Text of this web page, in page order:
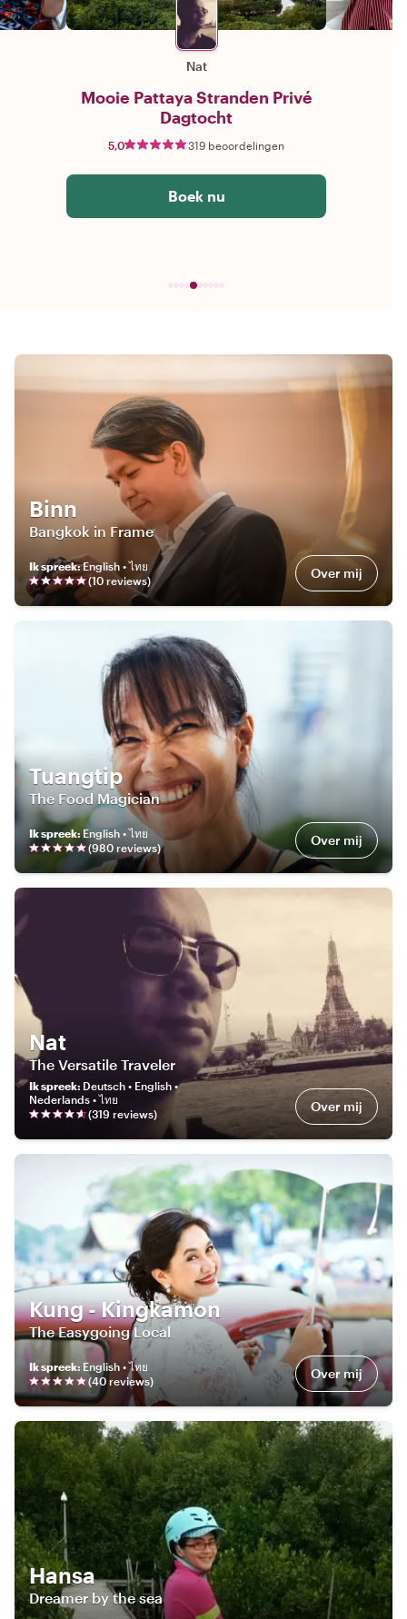
Nat
Mooie Pattaya Stranden Privé
Dagtocht
5,0 319 beoordelingen
Boek nu
Binn
Bangkok in Frame
Ik spreek:English • ไทย
(10 reviews) Over mij
Tuangtip
The Food Magician
Ik spreek: English • ไทย
(980reviews) Over mij
Nat
The Versatile Traveler
Ik spreek: Deutsch • English •
Nederlands • ไทย
(319 reviews) Over mij
Kung - Kingkamon
The Easygoing Local
Ik spreek: English • ไทย
(40 reviews) Over mij
Hansa
Dreamer by the sea